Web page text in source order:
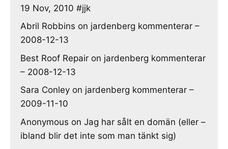
19 Nov, 2010 #jjk
Abril Robbins on jardenberg kommenterar –
2008-12-13
Best Roof Repair on jardenberg kommenterar
– 2008-12-13
Sara Conley on jardenberg kommenterar –
2009-11-10
Anonymous on Jag har sålt en domän (eller –
ibland blir det inte som man tänkt sig)